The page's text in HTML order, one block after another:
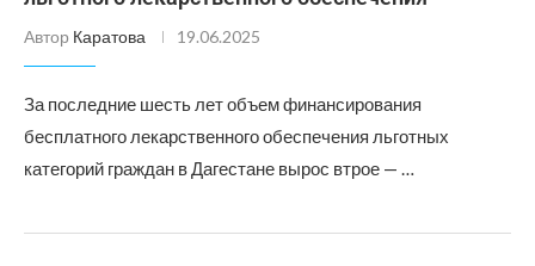
Автор Каратова 19.06.2025
За последние шесть лет объем финансирования
бесплатного лекарственного обеспечения льготных
категорий граждан в Дагестане вырос втрое — …